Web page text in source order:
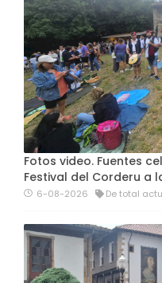
Fotos video. Fuentes
Festival del Corderu a
6-08-2026 De total